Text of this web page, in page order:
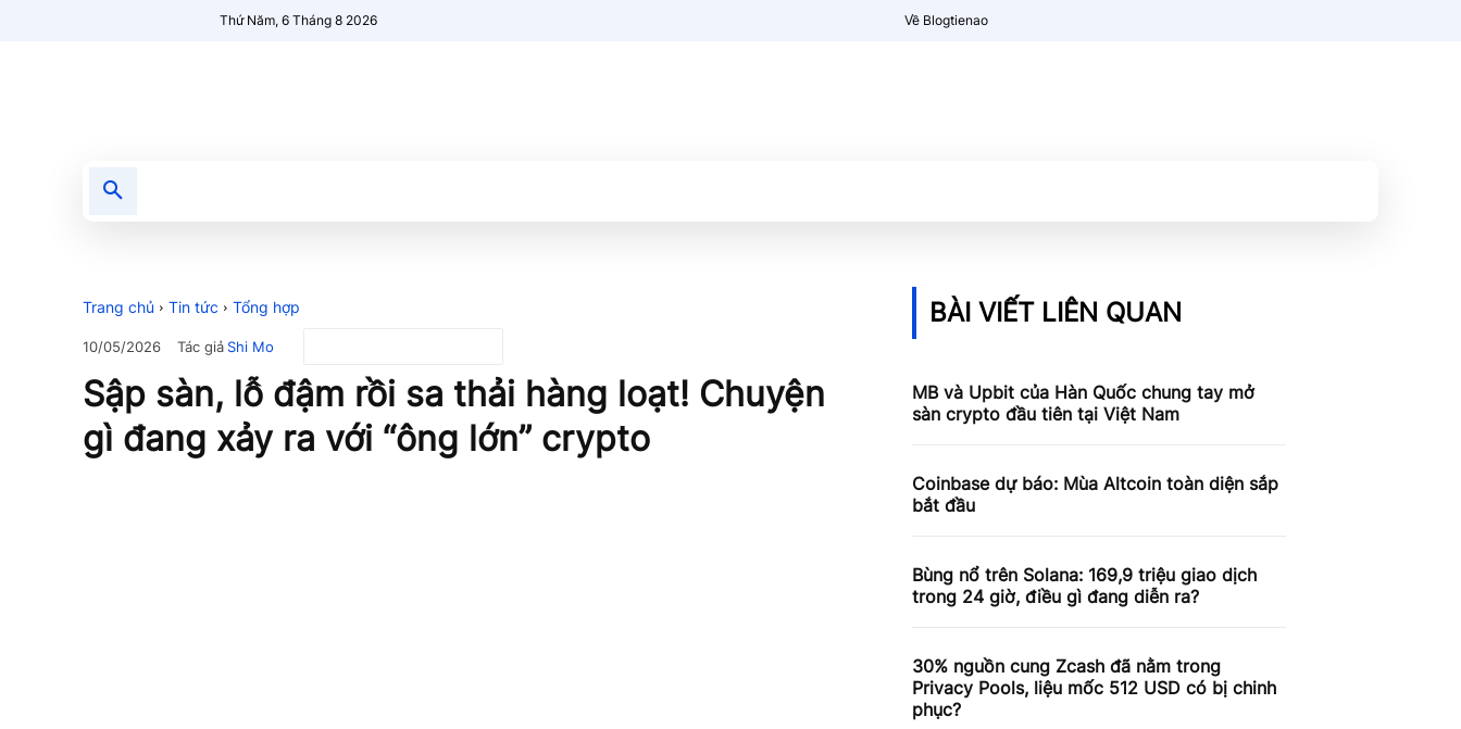
Thứ Năm, 6 Tháng 8 2026 Về Blogtienao
Trang chủ Tin tức Tổng hợp
10/05/2026 Tác giảShi Mo
Sập sàn, lỗ đậm rồi sa thải hàng loạt! Chuyện
gì đang xảy ra với “ông lớn” crypto
BÀI VIẾT LIÊN QUAN
MB và Upbit của Hàn Quốc chung tay mở
sàn crypto đầu tiên tại Việt Nam
Coinbase dự báo: Mùa Altcoin toàn diện sắp
bắt đầu
Bùng nổ trên Solana: 169,9 triệu giao dịch
trong 24 giờ, điều gì đang diễn ra?
30% nguồn cung Zcash đã nằm trong
Privacy Pools, liệu mốc 512 USD có bị chinh
phục?